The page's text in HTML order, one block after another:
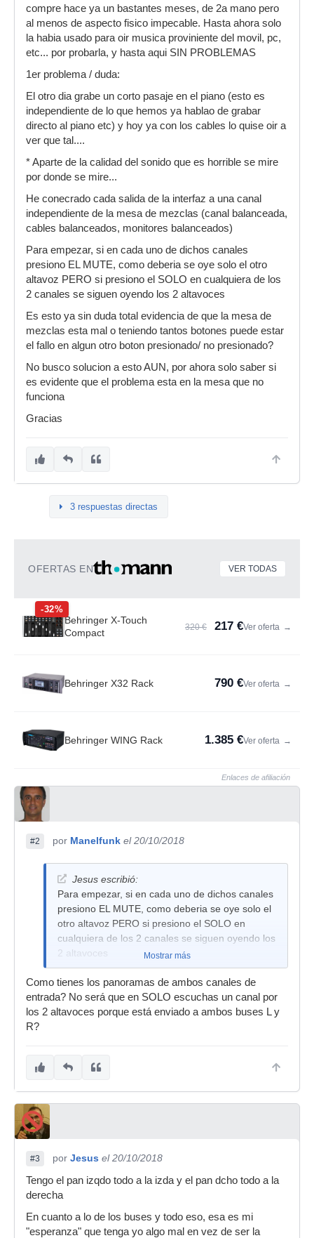
compre hace ya un bastantes meses, de 2a mano pero
al menos de aspecto fisico impecable. Hasta ahora solo
la habia usado para oir musica proviniente del movil, pc,
etc... por probarla, y hasta aqui SIN PROBLEMAS
1er problema / duda:
El otro dia grabe un corto pasaje en el piano (esto es
independiente de lo que hemos ya hablao de grabar
directo al piano etc) y hoy ya con los cables lo quise oir a
ver que tal....
* Aparte de la calidad del sonido que es horrible se mire
por donde se mire...
He conecrado cada salida de la interfaz a una canal
independiente de la mesa de mezclas (canal balanceada,
cables balanceados, monitores balanceados)
Para empezar, si en cada uno de dichos canales
presiono EL MUTE, como deberia se oye solo el otro
altavoz PERO si presiono el SOLO en cualquiera de los
2 canales se siguen oyendo los 2 altavoces
Es esto ya sin duda total evidencia de que la mesa de
mezclas esta mal o teniendo tantos botones puede estar
el fallo en algun otro boton presionado/ no presionado?
No busco solucion a esto AUN, por ahora solo saber si
es evidente que el problema esta en la mesa que no
funciona
Gracias
3 respuestas directas
OFERTAS EN VER TODAS
-32%
Behringer X-Touch
Compact
320 € 217 €Ver oferta →
Behringer X32 Rack 790 €Ver oferta →
Behringer WING Rack 1.385 €Ver oferta →
Enlaces de afiliación
#2 por Manelfunk el 20/10/2018
Jesus escribió:
Para empezar, si en cada uno de dichos canales
presiono EL MUTE, como deberia se oye solo el
otro altavoz PERO si presiono el SOLO en
cualquiera de los 2 canales se siguen oyendo los
2 altavoces
Mostrar más
Como tienes los panoramas de ambos canales de
entrada? No será que en SOLO escuchas un canal por
los 2 altavoces porque está enviado a ambos buses L y
R?
#3 por Jesus el 20/10/2018
Tengo el pan izqdo todo a la izda y el pan dcho todo a la
derecha
En cuanto a lo de los buses y todo eso, esa es mi
"esperanza" que tenga yo algo mal en vez de ser la